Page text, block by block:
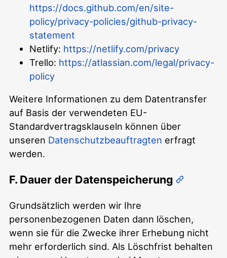
https://docs.github.com/en/site-
policy/privacy-policies/github-privacy-
statement
Netlify: https://netlify.com/privacy
Trello: https://atlassian.com/legal/privacy-
policy
Weitere Informationen zu dem Datentransfer
auf Basis der verwendeten EU-
Standardvertragsklauseln können über
unseren Datenschutzbeauftragten erfragt
werden.
F. Dauer der Datenspeicherung
Grundsätzlich werden wir Ihre
personenbezogenen Daten dann löschen,
wenn sie für die Zwecke ihrer Erhebung nicht
mehr erforderlich sind. Als Löschfrist behalten